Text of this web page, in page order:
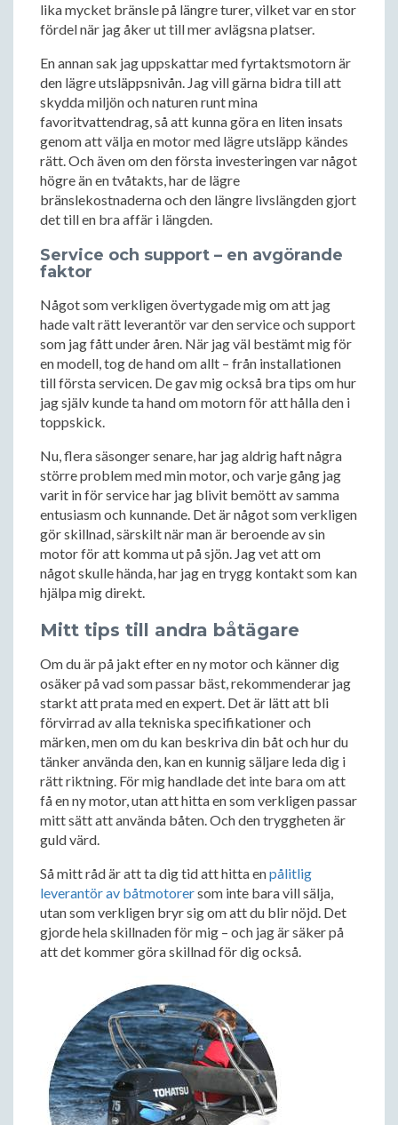
lika mycket bränsle på längre turer, vilket var en stor
fördel när jag åker ut till mer avlägsna platser.
En annan sak jag uppskattar med fyrtaktsmotorn är
den lägre utsläppsnivån. Jag vill gärna bidra till att
skydda miljön och naturen runt mina
favoritvattendrag, så att kunna göra en liten insats
genom att välja en motor med lägre utsläpp kändes
rätt. Och även om den första investeringen var något
högre än en tvåtakts, har de lägre
bränslekostnaderna och den längre livslängden gjort
det till en bra affär i längden.
Service och support – en avgörande
faktor
Något som verkligen övertygade mig om att jag
hade valt rätt leverantör var den service och support
som jag fått under åren. När jag väl bestämt mig för
en modell, tog de hand om allt – från installationen
till första servicen. De gav mig också bra tips om hur
jag själv kunde ta hand om motorn för att hålla den i
toppskick.
Nu, flera säsonger senare, har jag aldrig haft några
större problem med min motor, och varje gång jag
varit in för service har jag blivit bemött av samma
entusiasm och kunnande. Det är något som verkligen
gör skillnad, särskilt när man är beroende av sin
motor för att komma ut på sjön. Jag vet att om
något skulle hända, har jag en trygg kontakt som kan
hjälpa mig direkt.
Mitt tips till andra båtägare
Om du är på jakt efter en ny motor och känner dig
osäker på vad som passar bäst, rekommenderar jag
starkt att prata med en expert. Det är lätt att bli
förvirrad av alla tekniska specifikationer och
märken, men om du kan beskriva din båt och hur du
tänker använda den, kan en kunnig säljare leda dig i
rätt riktning. För mig handlade det inte bara om att
få en ny motor, utan att hitta en som verkligen passar
mitt sätt att använda båten. Och den tryggheten är
guld värd.
Så mitt råd är att ta dig tid att hitta enpålitlig
leverantör av båtmotorersom inte bara vill sälja,
utan som verkligen bryr sig om att du blir nöjd. Det
gjorde hela skillnaden för mig – och jag är säker på
att det kommer göra skillnad för dig också.